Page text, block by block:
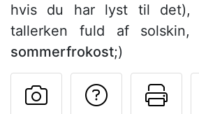
hvis du har lyst til det),
tallerken fuld af
sommerfrokost;)
Stil et